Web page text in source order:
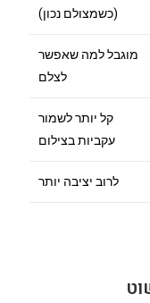
(כשמצולם נכון)
מוגבל למה שאפשר
לצלם
קל יותר לשמור
עקביות בצילום
לרוב יציבה יותר